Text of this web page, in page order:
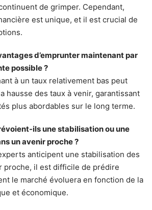
de grimper. Cependant,
est unique, et il est crucial de
d’emprunter maintenant par
possible ?
à un taux relativement bas peut
hausse des taux à venir, garantissant
plus abordables sur le long terme.
ils une stabilisation ou une
un avenir proche ?
anticipent une stabilisation des
proche, il est difficile de prédire
le marché évoluera en fonction de la
et économique.